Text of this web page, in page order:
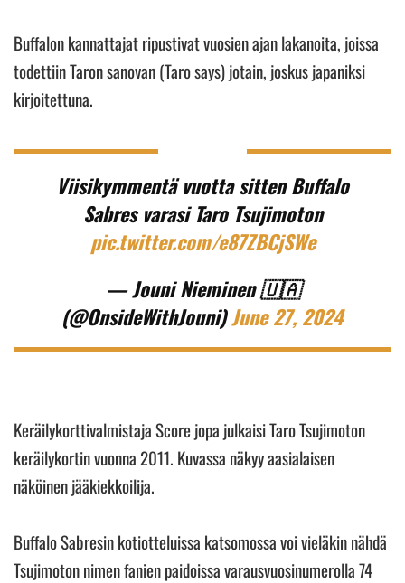
Buffalon kannattajat ripustivat vuosien ajan lakanoita, joissa
todettiin Taron sanovan (Taro says) jotain, joskus japaniksi
kirjoitettuna.
Viisikymmentä vuotta sitten Buffalo
Sabres varasi Taro Tsujimoton
pic.twitter.com/e87ZBCjSWe
— Jouni Nieminen 🇺🇦
(@OnsideWithJouni)June 27, 2024
Keräilykorttivalmistaja Score jopa julkaisi Taro Tsujimoton
keräilykortin vuonna 2011. Kuvassa näkyy aasialaisen
näköinen jääkiekkoilija.
Buffalo Sabresin kotiotteluissa katsomossa voi vieläkin nähdä
Tsujimoton nimen fanien paidoissa varausvuosinumerolla 74